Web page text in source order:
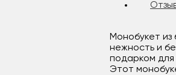
Монобукет из
нежность и
подарком
Этот